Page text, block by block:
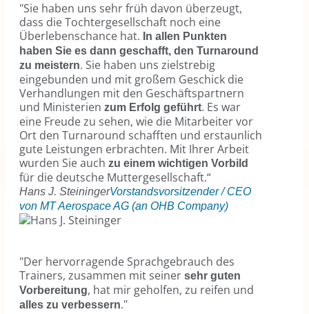
"Sie haben uns sehr früh davon überzeugt,
dass die Tochtergesellschaft noch eine
Überlebenschance hat. In allen Punkten
haben Sie es dann geschafft, den Turnaround
zu meistern. Sie haben uns zielstrebig
eingebunden und mit großem Geschick die
Verhandlungen mit den Geschäftspartnern
und Ministerien zum Erfolg geführt. Es war
eine Freude zu sehen, wie die Mitarbeiter vor
Ort den Turnaround schafften und erstaunlich
gute Leistungen erbrachten. Mit Ihrer Arbeit
wurden Sie auch zu einem wichtigen Vorbild
für die deutsche Muttergesellschaft.“
Hans J. SteiningerVorstandsvorsitzender / CEO
von MT Aerospace AG (an OHB Company)
"Der hervorragende Sprachgebrauch des
Trainers, zusammen mit seiner sehr guten
Vorbereitung, hat mir geholfen, zu reifen und
alles zu verbessern."